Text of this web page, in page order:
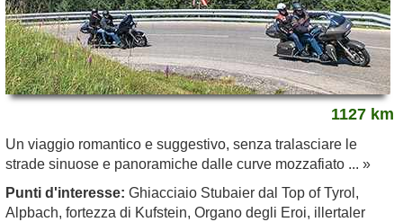
1127 km
Un viaggio romantico e suggestivo, senza tralasciare le
strade sinuose e panoramiche dalle curve mozzafiato ... »
Punti d'interesse: Ghiacciaio Stubaier dal Top of Tyrol,
Alpbach, fortezza di Kufstein, Organo degli Eroi, illertaler